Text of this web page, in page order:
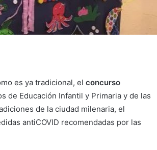
es ya tradicional, el concurso
de Educación Infantil y Primaria y de las
de la ciudad milenaria, el
antiCOVID recomendadas por las